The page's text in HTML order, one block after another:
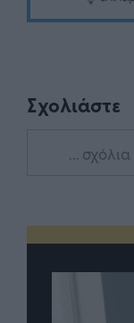
Σχολιάστε
... σχόλια